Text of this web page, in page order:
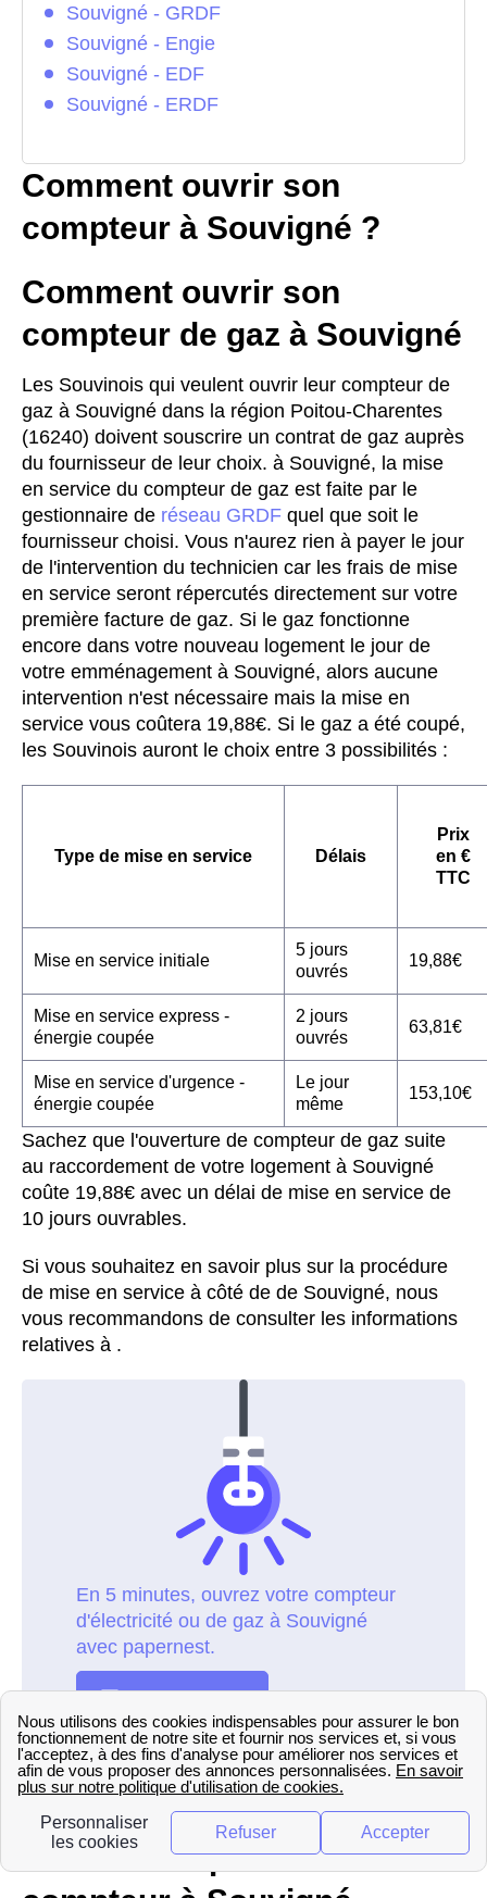
Souvigné - GRDF
Souvigné - Engie
Souvigné - EDF
Souvigné - ERDF
Comment ouvrir son
compteur à Souvigné ?
Comment ouvrir son
compteur de gaz à Souvigné
Les Souvinois qui veulent ouvrir leur compteur de
gaz à Souvigné dans la région Poitou-Charentes
(16240) doivent souscrire un contrat de gaz auprès
du fournisseur de leur choix. à Souvigné, la mise
en service du compteur de gaz est faite par le
gestionnaire de réseau GRDF quel que soit le
fournisseur choisi. Vous n'aurez rien à payer le jour
de l'intervention du technicien car les frais de mise
en service seront répercutés directement sur votre
première facture de gaz. Si le gaz fonctionne
encore dans votre nouveau logement le jour de
votre emménagement à Souvigné, alors aucune
intervention n'est nécessaire mais la mise en
service vous coûtera 19,88€. Si le gaz a été coupé,
les Souvinois auront le choix entre 3 possibilités :
Type de mise en service Délais
Prix
en €
TTC
Mise en service initiale
5 jours
ouvrés
19,88€
Mise en service express -
énergie coupée
2 jours
ouvrés
63,81€
Mise en service d'urgence -
énergie coupée
Le jour
même
153,10€
Sachez que l'ouverture de compteur de gaz suite
au raccordement de votre logement à Souvigné
coûte 19,88€ avec un délai de mise en service de
10 jours ouvrables.
Si vous souhaitez en savoir plus sur la procédure
de mise en service à côté de de Souvigné, nous
vous recommandons de consulter les informations
relatives à .
Démarches pour ouvrir un